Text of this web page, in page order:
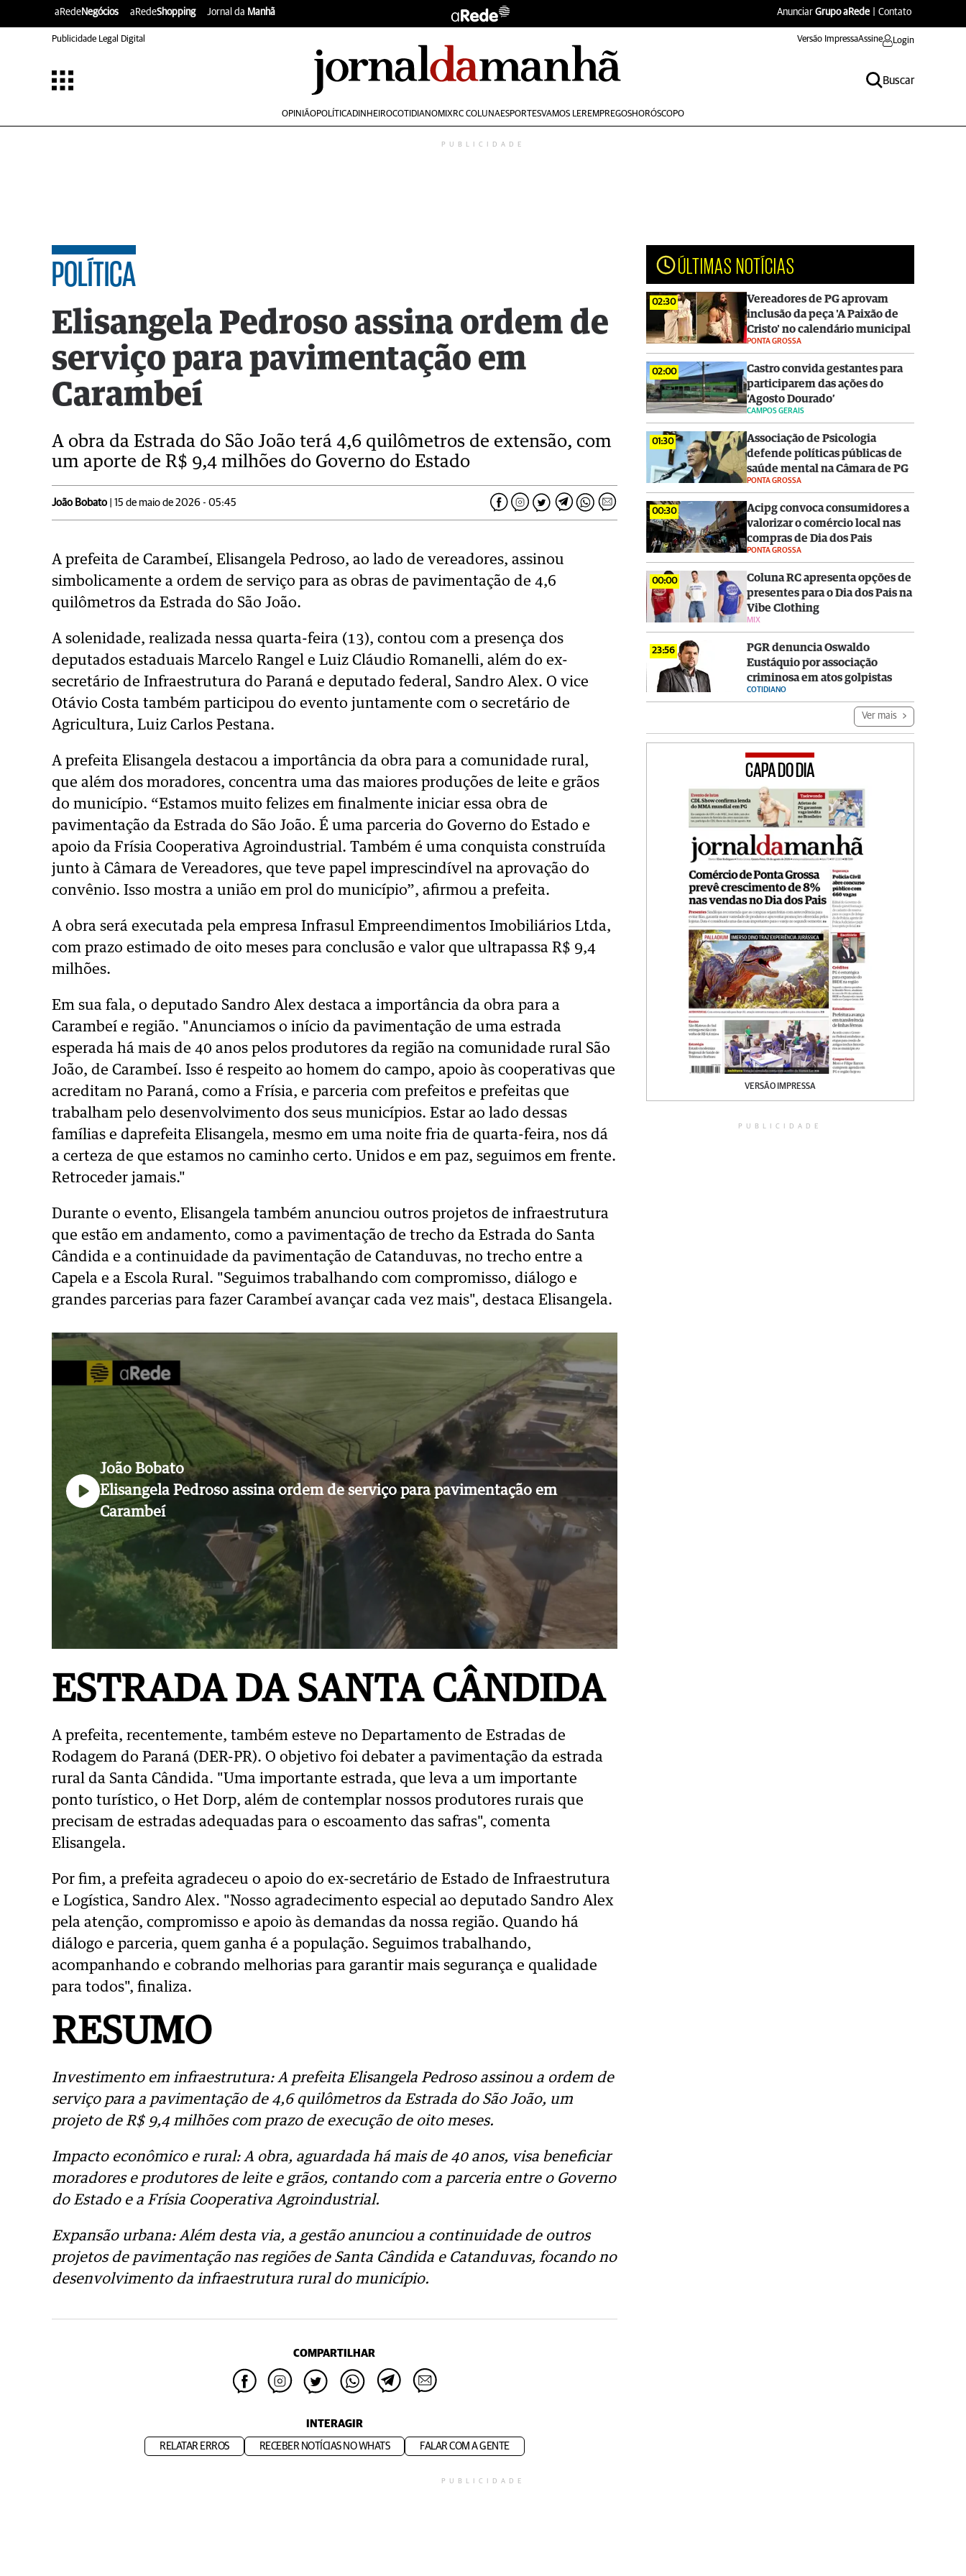
aRedeNegócios aRedeShopping Jornal da Manhã Anunciar Grupo aRede Contato
Publicidade Legal Digital Versão ImpressaAssine Login
Buscar
OPINIÃOPOLÍTICADINHEIROCOTIDIANOMIXRC COLUNAESPORTESVAMOS LEREMPREGOSHORÓSCOPO
PUBLICIDADE
POLÍTICA
Elisangela Pedroso assina ordem de
serviço para pavimentação em
Carambeí
A obra da Estrada do São João terá 4,6 quilômetros de extensão, com
um aporte de R$ 9,4 milhões do Governo do Estado
João Bobato | 15 de maio de 2026 - 05:45
A prefeita de Carambeí, Elisangela Pedroso, ao lado de vereadores, assinou
simbolicamente a ordem de serviço para as obras de pavimentação de 4,6
quilômetros da Estrada do São João.
A solenidade, realizada nessa quarta-feira (13), contou com a presença dos
deputados estaduais Marcelo Rangel e Luiz Cláudio Romanelli, além do ex-
secretário de Infraestrutura do Paraná e deputado federal, Sandro Alex. O vice
Otávio Costa também participou do evento juntamente com o secretário de
Agricultura, Luiz Carlos Pestana.
A prefeita Elisangela destacou a importância da obra para a comunidade rural,
que além dos moradores, concentra uma das maiores produções de leite e grãos
do município. “Estamos muito felizes em finalmente iniciar essa obra de
pavimentação da Estrada do São João. É uma parceria do Governo do Estado e
apoio da Frísia Cooperativa Agroindustrial. Também é uma conquista construída
junto à Câmara de Vereadores, que teve papel imprescindível na aprovação do
convênio. Isso mostra a união em prol do município”, afirmou a prefeita.
A obra será executada pela empresa Infrasul Empreendimentos Imobiliários Ltda,
com prazo estimado de oito meses para conclusão e valor que ultrapassa R$ 9,4
milhões.
Em sua fala, o deputado Sandro Alex destaca a importância da obra para a
Carambeí e região. "Anunciamos o início da pavimentação de uma estrada
esperada há mais de 40 anos pelos produtores da região na comunidade rural São
João, de Carambeí. Isso é respeito ao homem do campo, apoio às cooperativas que
acreditam no Paraná, como a Frísia, e parceria com prefeitos e prefeitas que
trabalham pelo desenvolvimento dos seus municípios. Estar ao lado dessas
famílias e daprefeita Elisangela, mesmo em uma noite fria de quarta-feira, nos dá
a certeza de que estamos no caminho certo. Unidos e em paz, seguimos em frente.
Retroceder jamais."
Durante o evento, Elisangela também anunciou outros projetos de infraestrutura
que estão em andamento, como a pavimentação de trecho da Estrada do Santa
Cândida e a continuidade da pavimentação de Catanduvas, no trecho entre a
Capela e a Escola Rural. "Seguimos trabalhando com compromisso, diálogo e
grandes parcerias para fazer Carambeí avançar cada vez mais", destaca Elisangela.
João Bobato
Elisangela Pedroso assina ordem de serviço para pavimentação em
Carambeí
ESTRADA DA SANTA CÂNDIDA
A prefeita, recentemente, também esteve no Departamento de Estradas de
Rodagem do Paraná (DER-PR). O objetivo foi debater a pavimentação da estrada
rural da Santa Cândida. "Uma importante estrada, que leva a um importante
ponto turístico, o Het Dorp, além de contemplar nossos produtores rurais que
precisam de estradas adequadas para o escoamento das safras", comenta
Elisangela.
Por fim, a prefeita agradeceu o apoio do ex-secretário de Estado de Infraestrutura
e Logística, Sandro Alex. "Nosso agradecimento especial ao deputado Sandro Alex
pela atenção, compromisso e apoio às demandas da nossa região. Quando há
diálogo e parceria, quem ganha é a população. Seguimos trabalhando,
acompanhando e cobrando melhorias para garantir mais segurança e qualidade
para todos", finaliza.
RESUMO
Investimento em infraestrutura: A prefeita Elisangela Pedroso assinou a ordem de
serviço para a pavimentação de 4,6 quilômetros da Estrada do São João, um
projeto de R$ 9,4 milhões com prazo de execução de oito meses.
Impacto econômico e rural: A obra, aguardada há mais de 40 anos, visa beneficiar
moradores e produtores de leite e grãos, contando com a parceria entre o Governo
do Estado e a Frísia Cooperativa Agroindustrial.
Expansão urbana: Além desta via, a gestão anunciou a continuidade de outros
projetos de pavimentação nas regiões de Santa Cândida e Catanduvas, focando no
desenvolvimento da infraestrutura rural do município.
COMPARTILHAR
INTERAGIR
RELATAR ERROS RECEBER NOTÍCIAS NO WHATS FALAR COM A GENTE
ÚLTIMAS NOTÍCIAS
02:30
Vereadores de PG aprovam
inclusão da peça 'A Paixão de
Cristo' no calendário municipal
PONTA GROSSA
02:00
Castro convida gestantes para
participarem das ações do
‘Agosto Dourado’
CAMPOS GERAIS
01:30
Associação de Psicologia
defende políticas públicas de
saúde mental na Câmara de PG
PONTA GROSSA
00:30
Acipg convoca consumidores a
valorizar o comércio local nas
compras de Dia dos Pais
PONTA GROSSA
00:00
Coluna RC apresenta opções de
presentes para o Dia dos Pais na
Vibe Clothing
MIX
23:56
PGR denuncia Oswaldo
Eustáquio por associação
criminosa em atos golpistas
COTIDIANO
Ver mais
CAPA DO DIA
VERSÃO IMPRESSA
PUBLICIDADE
PUBLICIDADE